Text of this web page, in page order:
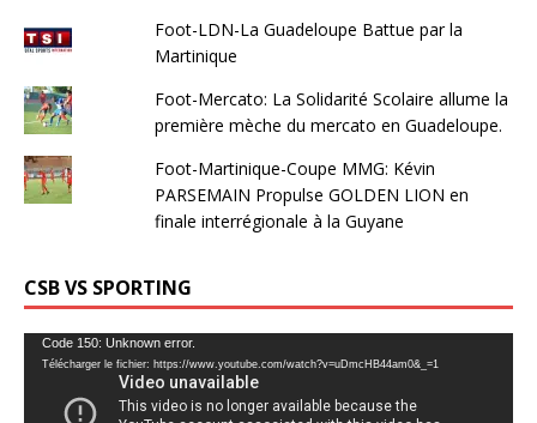
Foot-LDN-La Guadeloupe Battue par la
Martinique
Foot-Mercato: La Solidarité Scolaire allume la
première mèche du mercato en Guadeloupe.
Foot-Martinique-Coupe MMG: Kévin
PARSEMAIN Propulse GOLDEN LION en
finale interrégionale à la Guyane
CSB VS SPORTING
Lecteur
vidéo
Code 150: Unknown error.
Télécharger le fichier: https://www.youtube.com/watch?v=uDmcHB44am0&_=1